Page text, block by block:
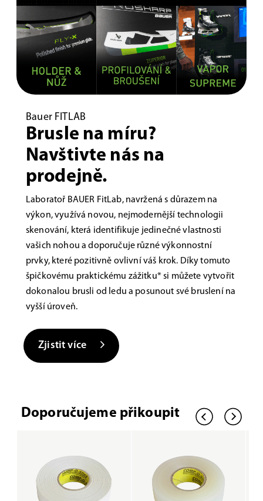
Bauer FITLAB
Brusle na míru?
Navštivte nás na
prodejně.
Laboratoř BAUER FitLab, navržená s důrazem na
výkon, využívá novou, nejmodernější technologii
skenování, která identifikuje jedinečné vlastnosti
vašich nohou a doporučuje různé výkonnostní
prvky, které pozitivně ovlivní váš krok. Díky tomuto
špičkovému praktickému zážitku* si můžete vytvořit
dokonalou brusli od ledu a posunout své bruslení na
vyšší úroveň.
Zjistit více
Doporučujeme přikoupit